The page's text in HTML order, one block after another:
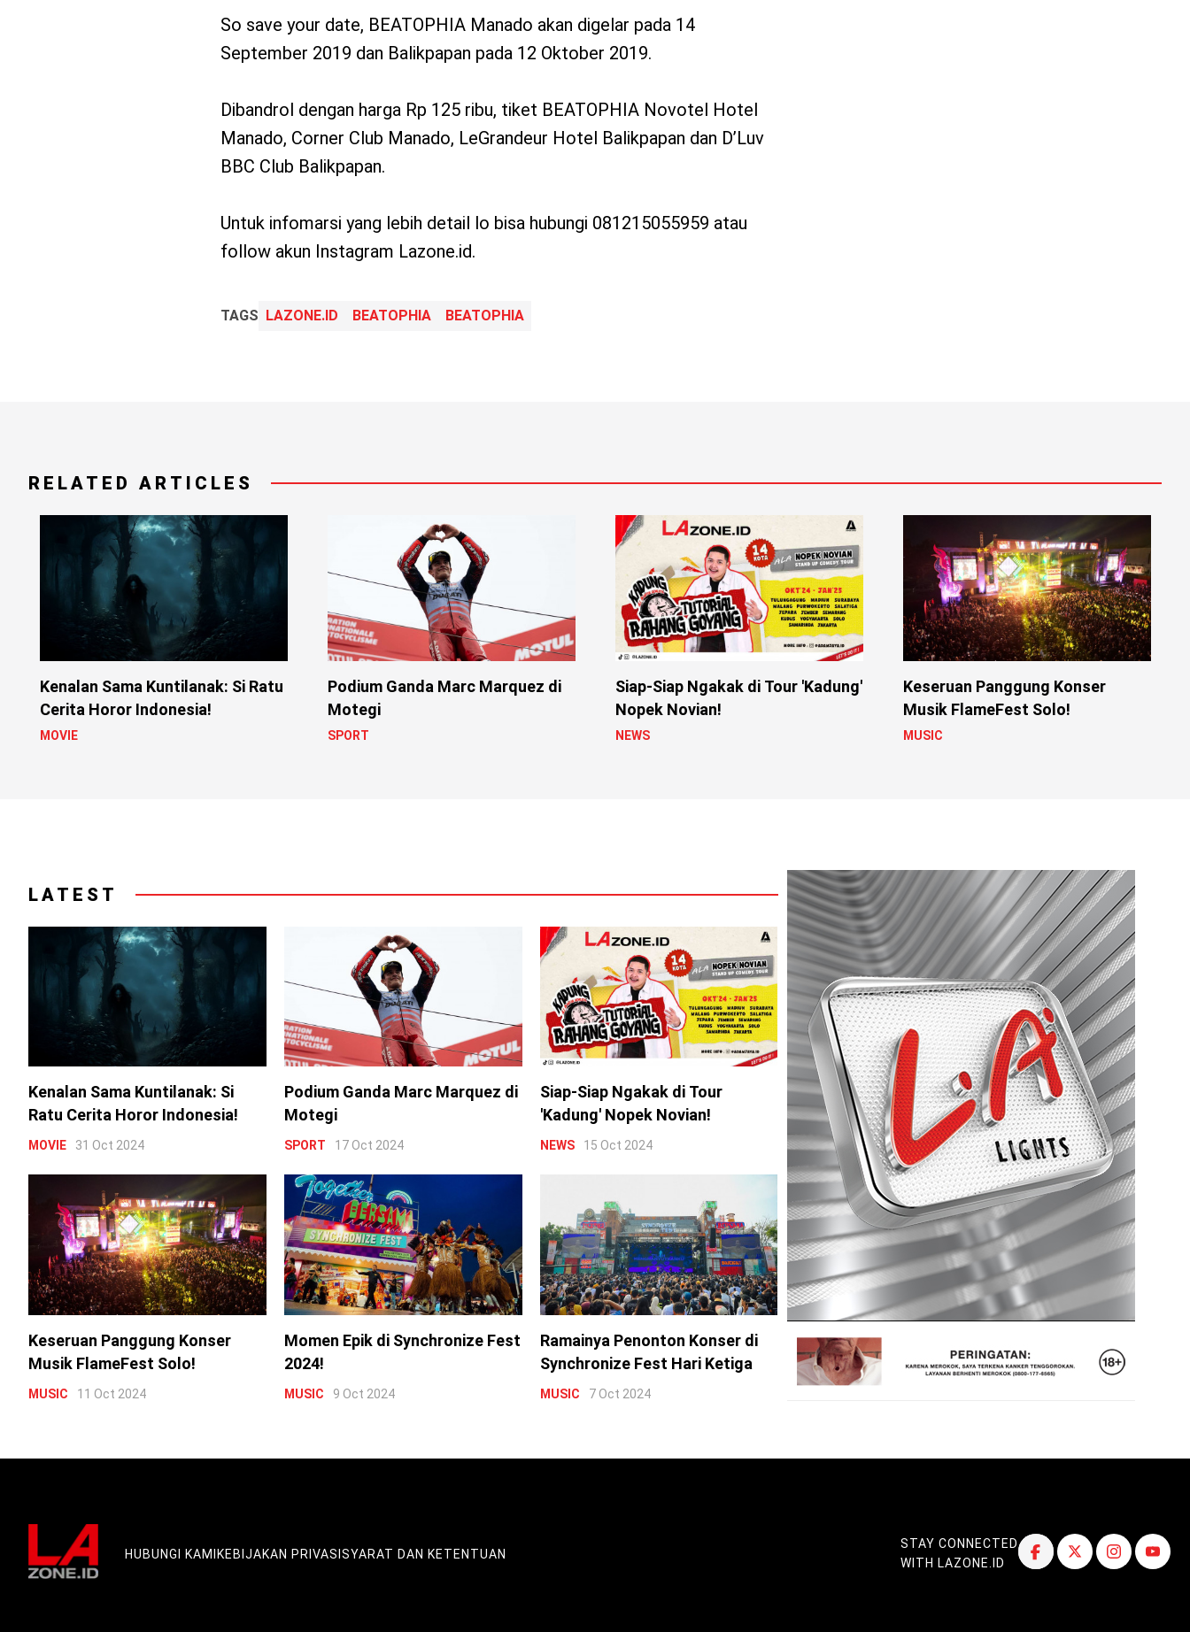
So save your date, BEATOPHIA Manado akan digelar pada 14
September 2019 dan Balikpapan pada 12 Oktober 2019.
Dibandrol dengan harga Rp 125 ribu, tiket BEATOPHIA Novotel Hotel
Manado, Corner Club Manado, LeGrandeur Hotel Balikpapan dan D’Luv
BBC Club Balikpapan.
Untuk infomarsi yang lebih detail lo bisa hubungi 081215055959 atau
follow akun Instagram Lazone.id.
TAGS LAZONE.ID BEATOPHIA BEATOPHIA
RELATED ARTICLES
Kenalan Sama Kuntilanak: Si Ratu
Cerita Horor Indonesia!
MOVIE
Podium Ganda Marc Marquez di
Motegi
SPORT
Siap-Siap Ngakak di Tour 'Kadung'
Nopek Novian!
NEWS
Keseruan Panggung Konser
Musik FlameFest Solo!
MUSIC
LATEST
Kenalan Sama Kuntilanak: Si
Ratu Cerita Horor Indonesia!
MOVIE 31 Oct 2024
Podium Ganda Marc Marquez di
Motegi
SPORT 17 Oct 2024
Siap-Siap Ngakak di Tour
'Kadung' Nopek Novian!
NEWS 15 Oct 2024
Keseruan Panggung Konser
Musik FlameFest Solo!
MUSIC 11 Oct 2024
Momen Epik di Synchronize Fest
2024!
MUSIC 9 Oct 2024
Ramainya Penonton Konser di
Synchronize Fest Hari Ketiga
MUSIC 7 Oct 2024
HUBUNGI KAMIKEBIJAKAN PRIVASISYARAT DAN KETENTUAN
STAY CONNECTED
WITH LAZONE.ID